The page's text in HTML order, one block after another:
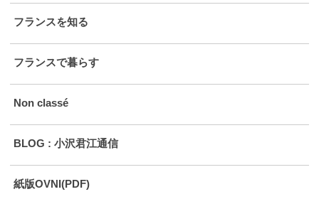
フランスを知る
フランスで暮らす
Non classé
BLOG : 小沢君江通信
紙版OVNI(PDF)